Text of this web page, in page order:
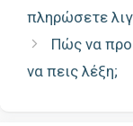
πληρώσετε
Πώς να
να πεις λέξη;